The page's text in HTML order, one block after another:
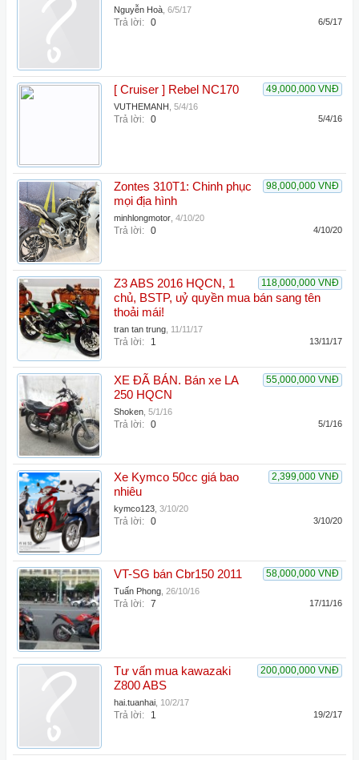
Nguyễn Hoà 6/5/17
Trả lời: 0 6/5/17
49,000,000 VNĐ
[ Cruiser ] Rebel NC170
VUTHEMANH 5/4/16
Trả lời: 0 5/4/16
98,000,000 VNĐ
Zontes 310T1: Chinh phục
mọi địa hình
minhlongmotor 4/10/20
Trả lời: 0 4/10/20
118,000,000 VNĐ
Z3 ABS 2016 HQCN, 1
chủ, BSTP, uỷ quyền mua bán sang tên
thoải mái!
tran tan trung 11/11/17
Trả lời: 1 13/11/17
55,000,000 VNĐ
XE ĐÃ BÁN. Bán xe LA
250 HQCN
Shoken 5/1/16
Trả lời: 0 5/1/16
2,399,000 VNĐ
Xe Kymco 50cc giá bao
nhiêu
kymco123 3/10/20
Trả lời: 0 3/10/20
58,000,000 VNĐ
VT-SG bán Cbr150 2011
Tuấn Phong 26/10/16
Trả lời: 7 17/11/16
200,000,000 VNĐ
Tư vấn mua kawazaki
Z800 ABS
hai.tuanhai 10/2/17
Trả lời: 1 19/2/17